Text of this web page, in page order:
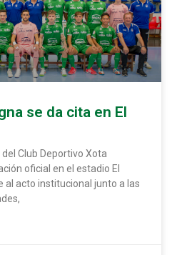
se da cita en El
Club Deportivo Xota
oficial en el estadio El
al acto institucional junto a las